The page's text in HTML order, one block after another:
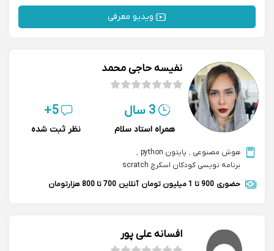
ویدیو معرفی
نفیسه حاجی محمد
3 سال
همراه استاد سلام
5+
نظر ثبت شده
هوش مصنوعی , پایتون python
,
برنامه نویسی کودکان اسکرچ scratch
حضوری 900 تا 1 میلیون تومان آنلاین 700 تا 800 هزارتومان
افسانه علی پور